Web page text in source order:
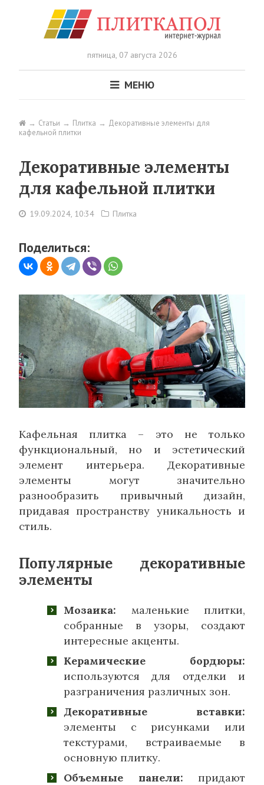
пятница,07 августа 2026
МЕНЮ
Статьи Плитка
Декоративные элементы для
кафельной плитки
Декоративные элементы
для кафельной плитки
19.09.2024, 10:34 Плитка
Поделиться:
Кафельная плитка – это не только
функциональный, но и эстетический
элемент интерьера. Декоративные
элементы могут значительно
разнообразить привычный дизайн,
придавая пространству уникальность и
стиль.
Популярные декоративные
элементы
Мозаика: маленькие плитки,
собранные в узоры, создают
интересные акценты.
Керамические бордюры:
используются для отделки и
разграничения различных зон.
Декоративные вставки:
элементы с рисунками или
текстурами, встраиваемые в
основную плитку.
Объемные панели: придают